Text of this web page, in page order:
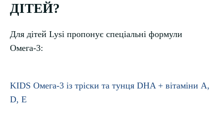
ДІТЕЙ?
Для дітей Lysi пропонує спеціальні формули
Омега-3:
KIDS Омега-3 із тріски та тунця DHA + вітаміни A,
D, E